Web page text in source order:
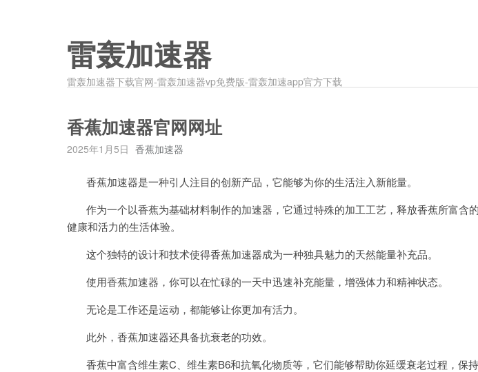
雷轰加速器
雷轰加速器下载官网-雷轰加速器vp免费版-雷轰加速app官方下载
香蕉加速器官网网址
2025年1月5日 香蕉加速器
香蕉加速器是一种引人注目的创新产品，它能够为你的生活注入新能量。
作为一个以香蕉为基础材料制作的加速器，它通过特殊的加工工艺，释放香蕉所富含
健康和活力的生活体验。
这个独特的设计和技术使得香蕉加速器成为一种独具魅力的天然能量补充品。
使用香蕉加速器，你可以在忙碌的一天中迅速补充能量，增强体力和精神状态。
无论是工作还是运动，都能够让你更加有活力。
此外，香蕉加速器还具备抗衰老的功效。
香蕉中富含维生素C、维生素B6和抗氧化物质等，它们能够帮助你延缓衰老过程，保持